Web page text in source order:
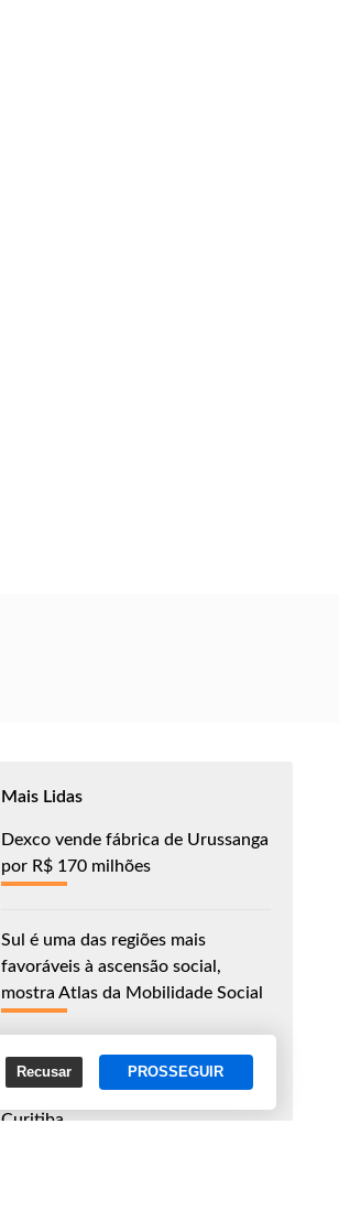
Recusar PROSSEGUIR
Mais Lidas
Dexco vende fábrica de Urussanga
por R$ 170 milhões
Sul é uma das regiões mais
favoráveis à ascensão social,
mostra Atlas da Mobilidade Social
Marca grega de skincare abre
primeira loja física do Brasil em
Curitiba